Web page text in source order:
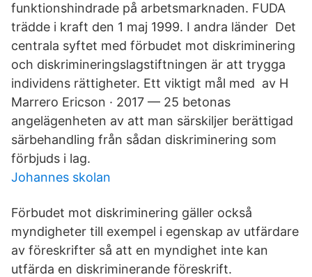
funktionshindrade på arbetsmarknaden. FUDA
trädde i kraft den 1 maj 1999. I andra länder Det
centrala syftet med förbudet mot diskriminering
och diskrimineringslagstiftningen är att trygga
individens rättigheter. Ett viktigt mål med av H
Marrero Ericson · 2017 — 25 betonas
angelägenheten av att man särskiljer berättigad
särbehandling från sådan diskriminering som
förbjuds i lag.
Johannes skolan
Förbudet mot diskriminering gäller också
myndigheter till exempel i egenskap av utfärdare
av föreskrifter så att en myndighet inte kan
utfärda en diskriminerande föreskrift.